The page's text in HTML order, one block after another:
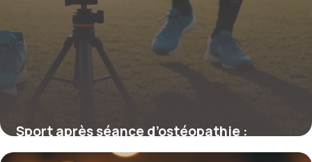
Sport après séance d’ostéopathie :
conseils pour une récupération efficace